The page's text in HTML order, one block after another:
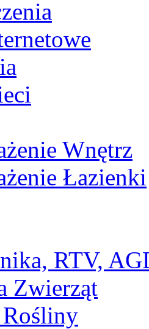
Wnętrz
Łazienki
RTV,
Zwierząt